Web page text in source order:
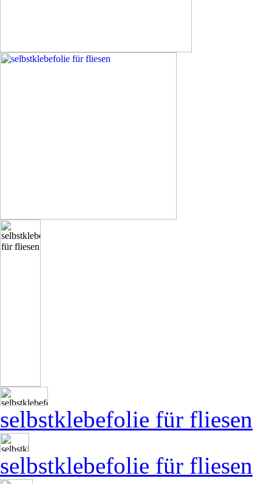
selbstklebefolie für fliesen
selbstklebefolie für fliesen